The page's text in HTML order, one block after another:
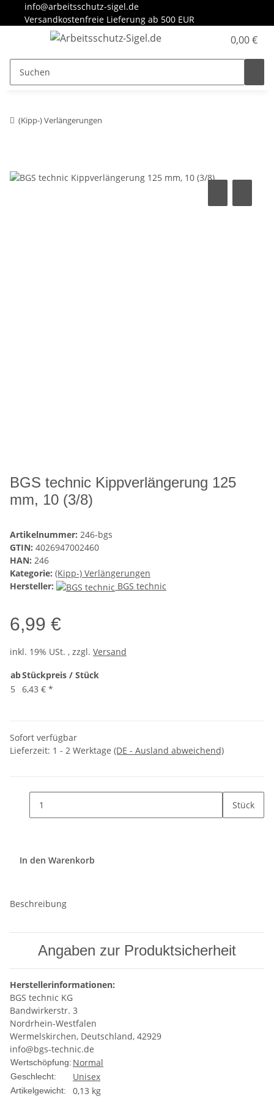
info@arbeitsschutz-sigel.de
Versandkostenfreie Lieferung ab 500 EUR
0,00 €
(Kipp-) Verlängerungen
BGS technic Kippverlängerung 125
mm, 10 (3/8)
Artikelnummer: 246-bgs
GTIN: 4026947002460
HAN: 246
Kategorie: (Kipp-) Verlängerungen
Hersteller:
BGS technic
6,99 €
inkl. 19% USt. , zzgl. Versand
abStückpreis / Stück
5
6,43 € *
Sofort verfügbar
Lieferzeit: 1 - 2 Werktage (DE - Ausland abweichend)
Stück
In den Warenkorb
Beschreibung
Angaben zur Produktsicherheit
Herstellerinformationen:
BGS technic KG
Bandwirkerstr. 3
Nordrhein-Westfalen
Wermelskirchen, Deutschland, 42929
info@bgs-technic.de
Wertschöpfung: Normal
Geschlecht: Unisex
Artikelgewicht: 0,13 kg